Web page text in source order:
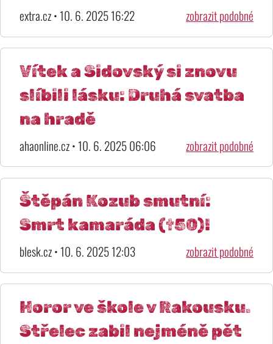
extra.cz • 10. 6. 2025 16:22 zobrazit podobné
Vítek a Sidovský si znovu
slíbili lásku: Druhá svatba
na hradě
ahaonline.cz • 10. 6. 2025 06:06 zobrazit podobné
Štěpán Kozub smutní:
Smrt kamaráda (†50)!
blesk.cz • 10. 6. 2025 12:03 zobrazit podobné
Horor ve škole v Rakousku.
Střelec zabil nejméně pět